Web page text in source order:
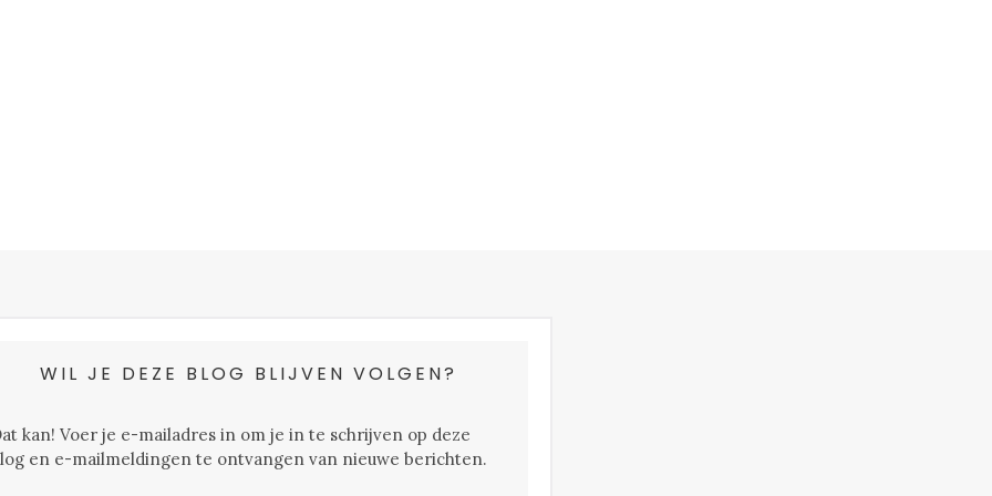
WIL JE DEZE BLOG BLIJVEN VOLGEN?
kan! Voer je e-mailadres in om je in te schrijven op deze
en e-mailmeldingen te ontvangen van nieuwe berichten.